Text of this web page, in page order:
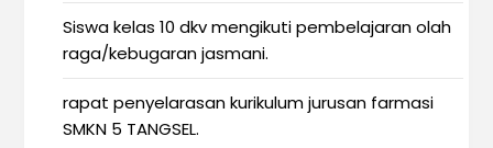
Siswa kelas 10 dkv mengikuti pembelajaran olah
raga/kebugaran jasmani.
rapat penyelarasan kurikulum jurusan farmasi
SMKN 5 TANGSEL.